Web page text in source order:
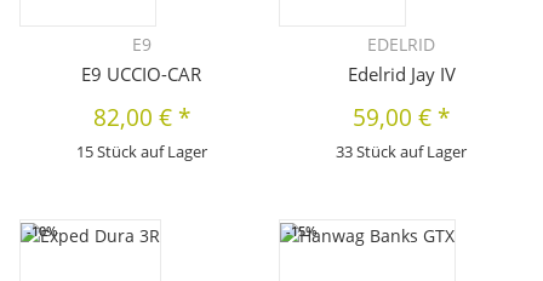
E9
E9 UCCIO-CAR
82,00 € *
15 Stück auf Lager
EDELRID
Edelrid Jay IV
59,00 € *
33 Stück auf Lager
-10% -15%